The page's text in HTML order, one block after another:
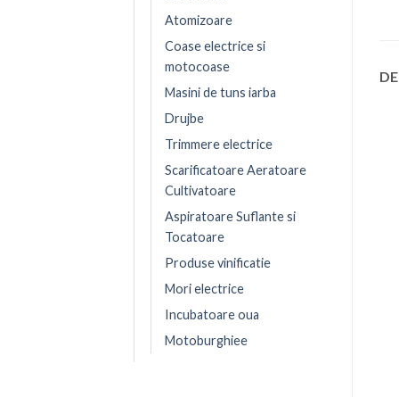
Atomizoare
Coase electrice si
motocoase
Masini de tuns iarba
Drujbe
Trimmere electrice
Scarificatoare Aeratoare
Cultivatoare
Aspiratoare Suflante si
Tocatoare
Produse vinificatie
Mori electrice
Incubatoare oua
Motoburghiee